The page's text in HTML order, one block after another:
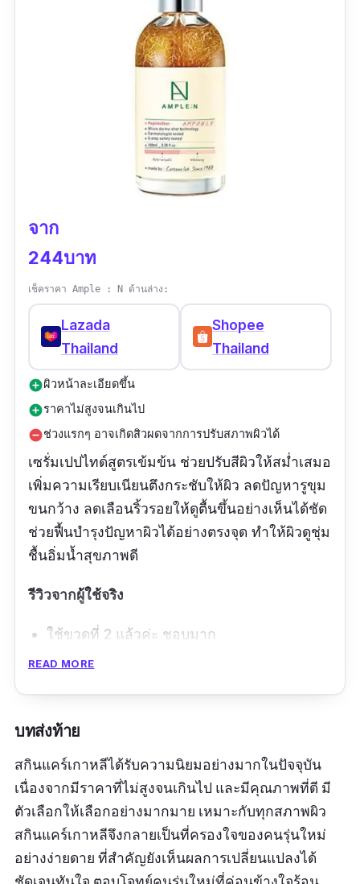
จาก
244บาท
เช็คราคา Ample : N ด้านล่าง:
Lazada
Thailand
Shopee
Thailand
add_circleผิวหน้าละเอียดขึ้น
add_circleราคาไม่สูงจนเกินไป
remove_circleช่วงแรกๆ อาจเกิดสิวผดจากการปรับสภาพผิวได้
เซรั่มเปปไทด์สูตรเข้มข้น ช่วยปรับสีผิวให้สม่ำเสมอ
เพิ่มความเรียบเนียนตึงกระชับให้ผิว ลดปัญหารูขุม
ขนกว้าง ลดเลือนริ้วรอยให้ดูตื้นขึ้นอย่างเห็นได้ชัด
ช่วยฟื้นบำรุงปัญหาผิวได้อย่างตรงจุด ทำให้ผิวดูชุ่ม
ชื้นอิ่มน้ำสุขภาพดี
รีวิวจากผู้ใช้จริง
ใช้ขวดที่ 2 แล้วค่ะ ชอบมาก
READ MORE
บทส่งท้าย
สกินแคร์เกาหลีได้รับความนิยมอย่างมากในปัจจุบัน
เนื่องจากมีราคาที่ไม่สูงจนเกินไป และมีคุณภาพที่ดี มี
ตัวเลือกให้เลือกอย่างมากมาย เหมาะกับทุกสภาพผิว
สกินแคร์เกาหลีจึงกลายเป็นที่ครองใจของคนรุ่นใหม่
อย่างง่ายดาย ที่สำคัญยังเห็นผลการเปลี่ยนแปลงได้